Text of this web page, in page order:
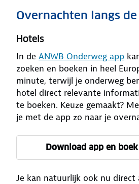
Overnachten langs
Hotels
In de ANWB Onderweg app
zoeken en boeken in heel
minute, terwijl je onderweg
hotel direct relevante
te boeken. Keuze gemaakt?
je met de app zo naar je
Download app en
Je kan natuurlijk ook nu direct